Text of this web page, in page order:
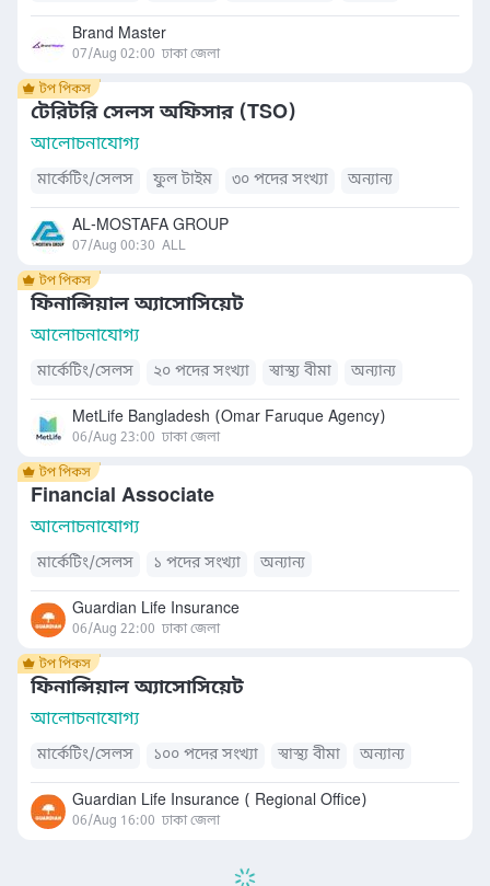
Brand Master
07/Aug 02:00 ঢাকা জেলা
টেরিটরি সেলস অফিসার (TSO)
আলোচনাযোগ্য
মার্কেটিং/সেলস ফুল টাইম ৩০ পদের সংখ্যা অন্যান্য
AL-MOSTAFA GROUP
07/Aug 00:30 ALL
ফিনান্সিয়াল অ্যাসোসিয়েট
আলোচনাযোগ্য
মার্কেটিং/সেলস ২০ পদের সংখ্যা স্বাস্থ্য বীমা অন্যান্য
MetLife Bangladesh (Omar Faruque Agency)
06/Aug 23:00 ঢাকা জেলা
Financial Associate
আলোচনাযোগ্য
মার্কেটিং/সেলস ১ পদের সংখ্যা অন্যান্য
Guardian Life Insurance
06/Aug 22:00 ঢাকা জেলা
ফিনান্সিয়াল অ্যাসোসিয়েট
আলোচনাযোগ্য
মার্কেটিং/সেলস ১০০ পদের সংখ্যা স্বাস্থ্য বীমা অন্যান্য
Guardian Life Insurance ( Regional Office)
06/Aug 16:00 ঢাকা জেলা